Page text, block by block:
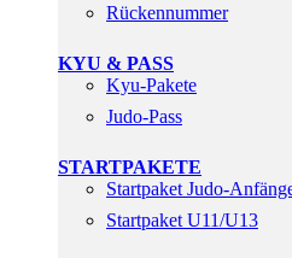
Rückennummer
KYU & PASS
Kyu-Pakete
Judo-Pass
STARTPAKETE
Startpaket Judo-
Startpaket U11/U13